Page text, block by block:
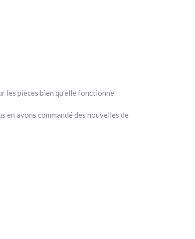
les pièces bien qu’elle fonctionne
en avons commandé des nouvelles de